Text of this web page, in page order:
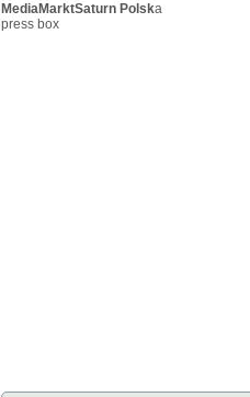
MediaMarktSaturn Polska
press box